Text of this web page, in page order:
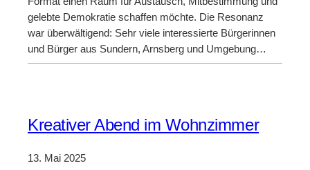
gelebte Demokratie schaffen möchte. Die Resonanz
war überwältigend: Sehr viele interessierte Bürgerinnen
und Bürger aus Sundern, Arnsberg und Umgebung…
Kreativer Abend im Wohnzimmer
13. Mai 2025